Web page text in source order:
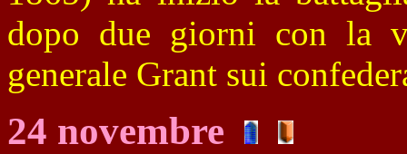
dopo due giorni con la
generale Grant sui
24 novembre